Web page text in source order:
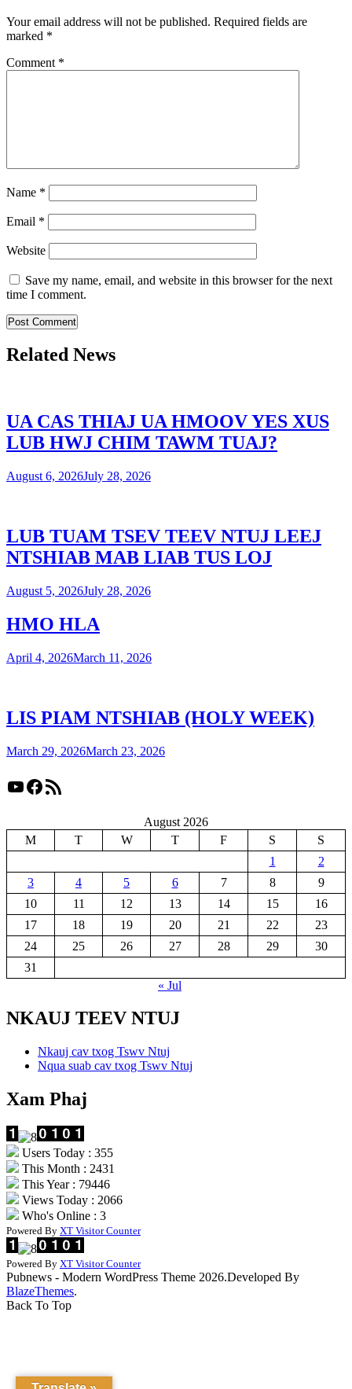
Your email address will not be published. Required fields are
marked *
Comment *
Name *
Email *
Website
Save my name, email, and website in this browser for the next
time I comment.
Related News
UA CAS THIAJ UA HMOOV YES XUS
LUB HWJ CHIM TAWM TUAJ?
August 6, 2026July 28, 2026
LUB TUAM TSEV TEEV NTUJ LEEJ
NTSHIAB MAB LIAB TUS LOJ
August 5, 2026July 28, 2026
HMO HLA
April 4, 2026March 11, 2026
LIS PIAM NTSHIAB (HOLY WEEK)
March 29, 2026March 23, 2026
YouTube
Facebook
RSS Feed
August 2026
M
T W T F S
S
1
2
3
4 5 6 7 8
9
10
11 12 13 14 15
16
17
18 19 20 21 22
23
24
25 26 27 28 29
30
31
« Jul
NKAUJ TEEV NTUJ
Nkauj cav txog Tswv Ntuj
Nqua suab cav txog Tswv Ntuj
Xam Phaj
Users Today : 355
This Month : 2431
This Year : 79446
Views Today : 2066
Who's Online : 3
Powered By XT Visitor Counter
Powered By XT Visitor Counter
Pubnews - Modern WordPress Theme 2026.Developed By
BlazeThemes.
Back To Top